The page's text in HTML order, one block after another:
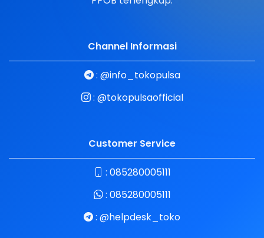
Channel Informasi
: @info_tokopulsa
: @tokopulsaofficial
Customer Service
: 085280005111
: 085280005111
: @helpdesk_toko